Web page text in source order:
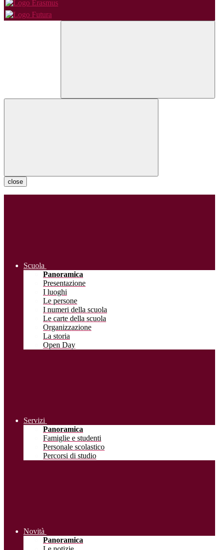
close
Scuola
Panoramica
Presentazione
I luoghi
Le persone
I numeri della scuola
Le carte della scuola
Organizzazione
La storia
Open Day
Servizi
Panoramica
Famiglie e studenti
Personale scolastico
Percorsi di studio
Novità
Panoramica